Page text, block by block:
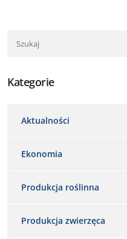
Kategorie
Aktualności
Ekonomia
Produkcja roślinna
Produkcja zwierzęca